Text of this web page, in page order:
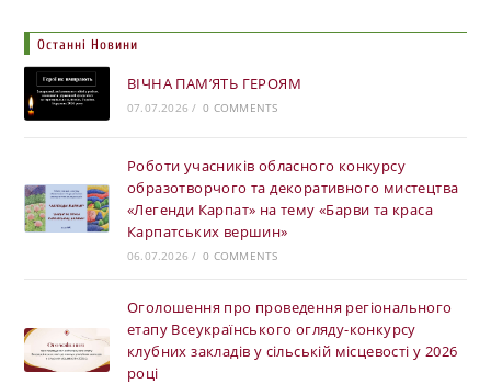
Останні Новини
ВІЧНА ПАМ’ЯТЬ ГЕРОЯМ
07.07.2026 / 0 COMMENTS
Роботи учасників обласного конкурсу
образотворчого та декоративного мистецтва
«Легенди Карпат» на тему «Барви та краса
Карпатських вершин»
06.07.2026 / 0 COMMENTS
Оголошення про проведення регіонального
етапу Всеукраїнського огляду-конкурсу
клубних закладів у сільській місцевості у 2026
році